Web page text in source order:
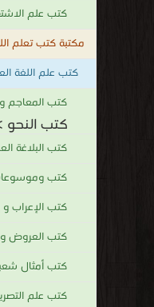
كتب علم
مكتبة كتب تعلم
كتب علم اللغة
كتب المعاجم
كتب النحو
كتب البلاغة
كتب
كتب الإعراب و
كتب العروض و
كتب أمثال
كتب علم